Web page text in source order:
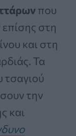
που
στη
και στη
Τα
τσαγιού
την
και